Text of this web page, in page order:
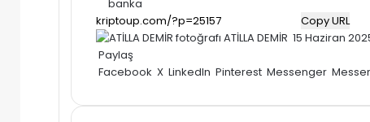
banka
Copy URL
ATİLLA DEMİR Bir
posta
15 Haziran
Paylaş
Facebook X LinkedIn Pinterest Messenger